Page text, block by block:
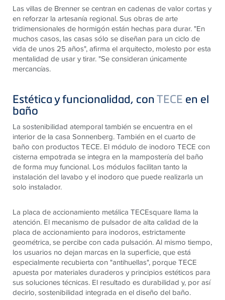
Las villas de Brenner se centran en cadenas de valor cortas y
en reforzar la artesanía regional. Sus obras de arte
tridimensionales de hormigón están hechas para durar. "En
muchos casos, las casas sólo se diseñan para un ciclo de
vida de unos 25 años", afirma el arquitecto, molesto por esta
mentalidad de usar y tirar. "Se consideran únicamente
mercancías.
Estética y funcionalidad, conTECE en el
baño
La sostenibilidad atemporal también se encuentra en el
interior de la casa Sonnenberg. También en el cuarto de
baño con productosTECE. El módulo de inodoro TECE con
cisterna empotrada se integra en la mampostería del baño
de forma muy funcional. Los módulos facilitan tanto la
instalación del lavabo y el inodoro que puede realizarla un
solo instalador.
La placa de accionamiento metálica TECEsquare llama la
atención. El mecanismo de pulsador de alta calidad de la
placa de accionamiento para inodoros, estrictamente
geométrica, se percibe con cada pulsación. Al mismo tiempo,
los usuarios no dejan marcas en la superficie, que está
especialmente recubierta con "antihuellas", porqueTECE
apuesta por materiales duraderos y principios estéticos para
sus soluciones técnicas. El resultado es durabilidad y, por así
decirlo, sostenibilidad integrada en el diseño del baño.